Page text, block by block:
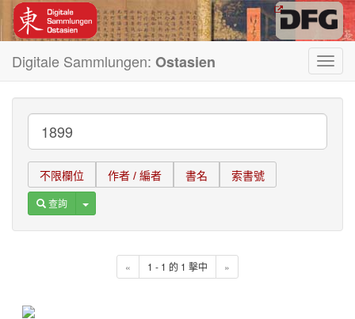
Digitale Sammlungen: Ostasien
不限欄位 作者 / 編者 書名 索書號
查詢 Toggle Dropdown
« 1 - 1 的 1 擊中 »